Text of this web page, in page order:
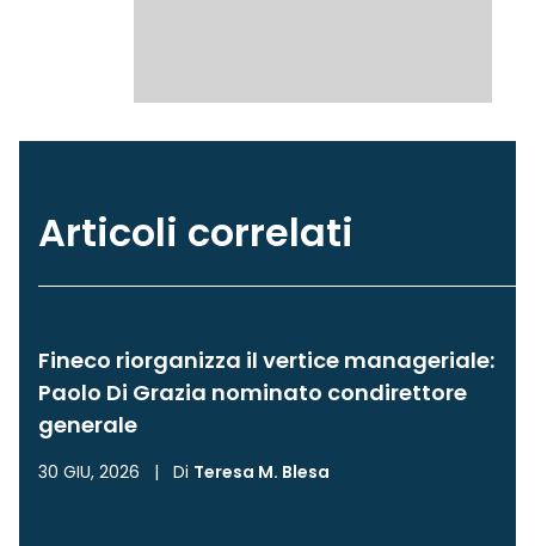
Articoli correlati
Fineco riorganizza il vertice manageriale:
Paolo Di Grazia nominato condirettore
generale
30 GIU, 2026 | Di Teresa M. Blesa